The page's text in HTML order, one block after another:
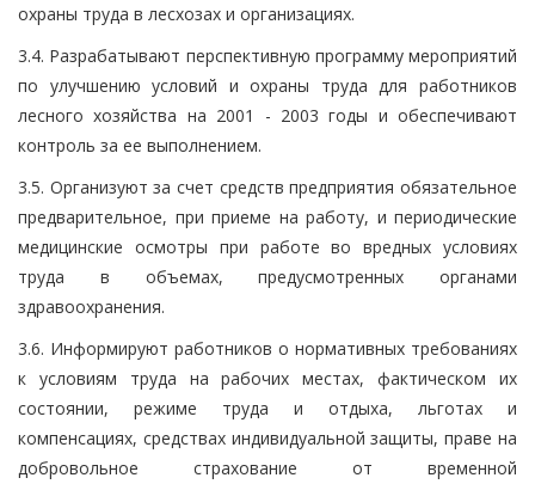
охраны труда в лесхозах и организациях.
3.4. Разрабатывают перспективную программу мероприятий
по улучшению условий и охраны труда для работников
лесного хозяйства на 2001 - 2003 годы и обеспечивают
контроль за ее выполнением.
3.5. Организуют за счет средств предприятия обязательное
предварительное, при приеме на работу, и периодические
медицинские осмотры при работе во вредных условиях
труда в объемах, предусмотренных органами
здравоохранения.
3.6. Информируют работников о нормативных требованиях
к условиям труда на рабочих местах, фактическом их
состоянии, режиме труда и отдыха, льготах и
компенсациях, средствах индивидуальной защиты, праве на
добровольное страхование от временной